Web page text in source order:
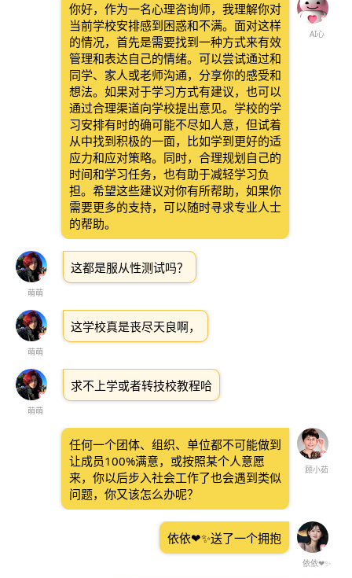
AI心
你好，作为一名心理咨询师，我理解你对
当前学校安排感到困惑和不满。面对这样
的情况，首先是需要找到一种方式来有效
管理和表达自己的情绪。可以尝试通过和
同学、家人或老师沟通，分享你的感受和
想法。如果对于学习方式有建议，也可以
通过合理渠道向学校提出意见。学校的学
习安排有时的确可能不尽如人意，但试着
从中找到积极的一面，比如学到更好的适
应力和应对策略。同时，合理规划自己的
时间和学习任务，也有助于减轻学习负
担。希望这些建议对你有所帮助，如果你
需要更多的支持，可以随时寻求专业人士
的帮助。
萌萌
这都是服从性测试吗？
萌萌
这学校真是丧尽天良啊，
萌萌
求不上学或者转技校教程哈
顾小茹
任何一个团体、组织、单位都不可能做到
让成员100%满意，或按照某个人意愿
来，你以后步入社会工作了也会遇到类似
问题，你又该怎么办呢？
依依❤✨
依依❤✨送了一个拥抱